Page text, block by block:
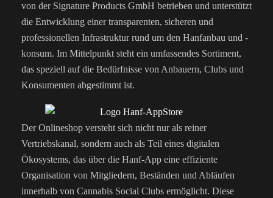
von der Signature Products GmbH betrieben und unterstützt
die Entwicklung einer transparenten, sicheren und
professionellen Infrastruktur rund um den Hanfanbau und -
konsum. Im Mittelpunkt steht ein umfassendes Sortiment,
das speziell auf die Bedürfnisse von Anbauern, Clubs und
Konsumenten abgestimmt ist.
Der Onlineshop versteht sich nicht nur als reiner
Vertriebskanal, sondern auch als Teil eines digitalen
Ökosystems, das über die Hanf-App eine effiziente
Organisation von Mitgliedern, Beständen und Abläufen
innerhalb von Cannabis Social Clubs ermöglicht. Diese